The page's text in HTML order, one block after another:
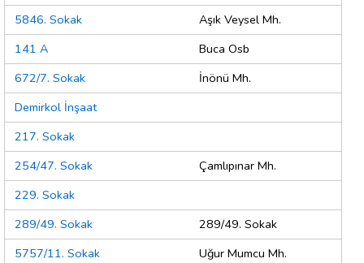
5846. Sokak
Aşık Veysel Mh.
141 A
Buca Osb
672/7. Sokak
İnönü Mh.
Demirkol İnşaat
217. Sokak
254/47. Sokak
Çamlıpınar Mh.
229. Sokak
289/49. Sokak
289/49. Sokak
5757/11. Sokak
Uğur Mumcu Mh.